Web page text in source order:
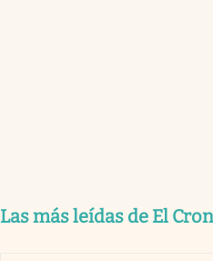
Las más leídas de El